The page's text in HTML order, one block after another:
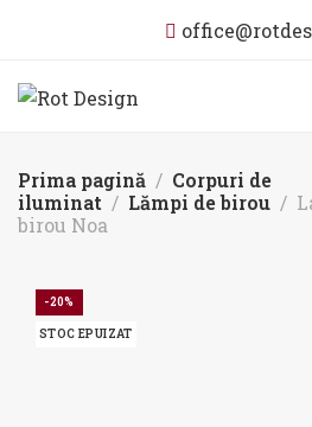
Prima pagină
Corpuri de
iluminat
Lămpi de birou
birou Noa
-20%
STOC EPUIZAT